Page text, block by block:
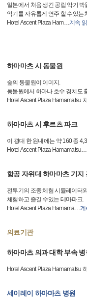
일본에서 처음 생긴 공립 악기 박
악기를 자유롭게 연주 할 수있는
Hotel Ascent Plaza Ham…계속 읽
하마마츠 시 동물원
숲의 동물원이 이미지.
동물원에서 하마나 호수 경치도
Hotel Ascent Plaza Hamamatsu
하마마츠 시 후르츠 파크
이 광대 한 원내에는 약 160 종
Hotel Ascent Plaza Hamamatsu…
항공 자위대 하마마츠 기지
전투기의 조종 체험 시뮬레이터
체험하고 즐길 수있는 테마파크.
Hotel Ascent Plaza Hamama…계
의료기관
하마마츠 의과 대학 부속 병
Hotel Ascent Plaza Hamamatsu
세이레이 하마마츠 병원